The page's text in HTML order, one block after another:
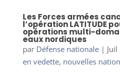
Les Forces armées
l’opération LATITUDE
opérations multi-
eaux nordiques
par Défense nationale|
en vedette, nouvelles